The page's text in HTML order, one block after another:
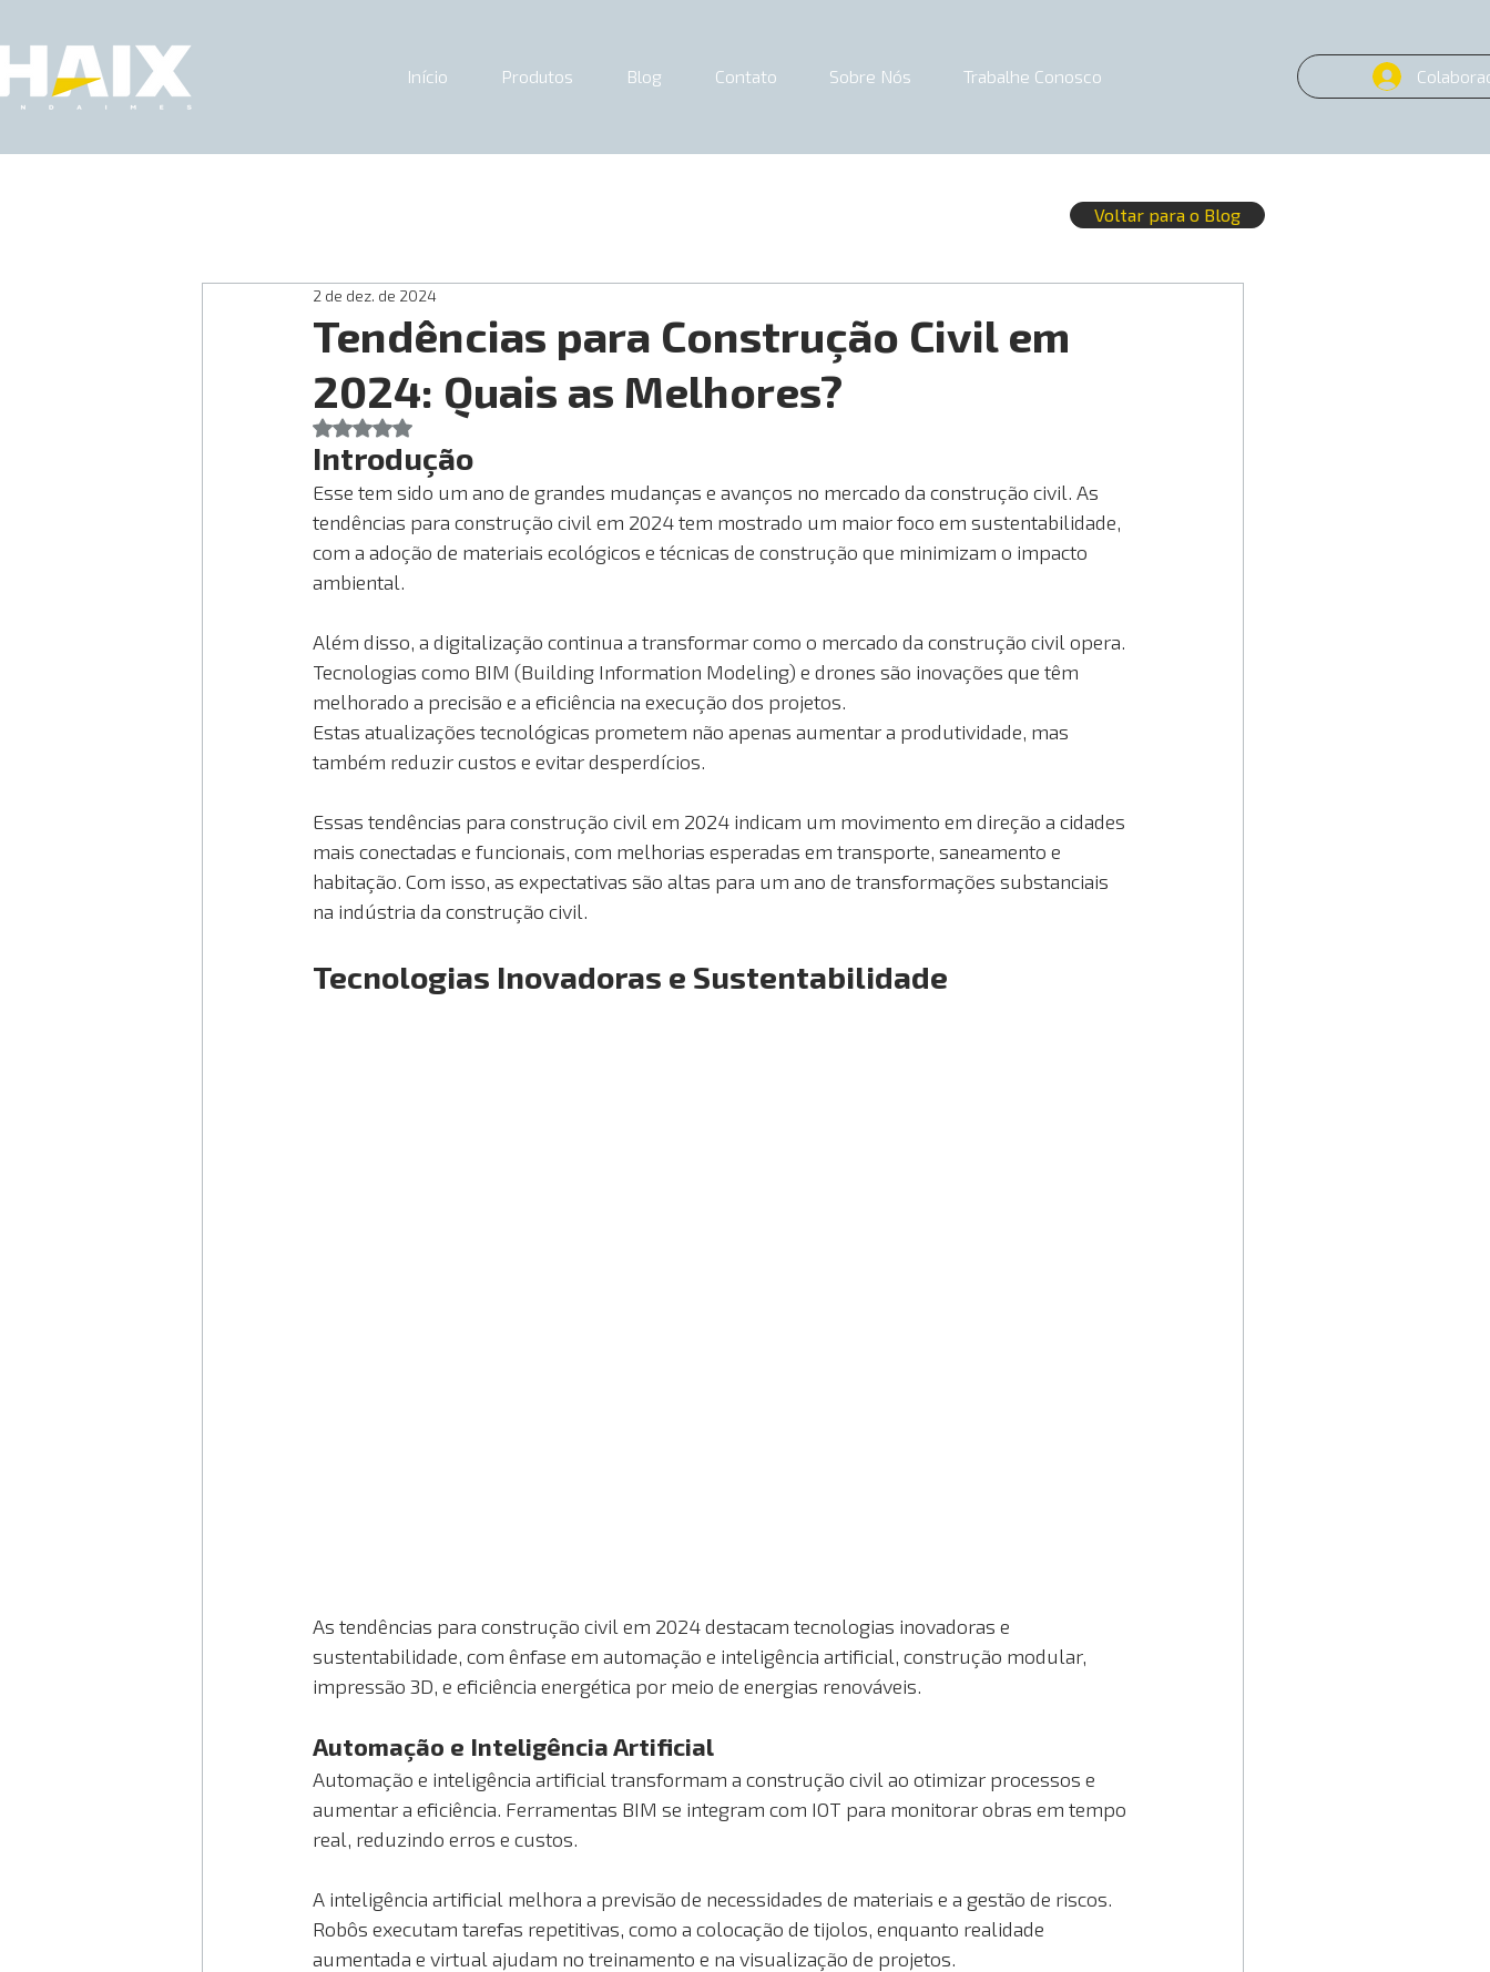
Início Produtos Blog Contato Sobre Nós Trabalhe Conosco
Voltar para o Blog
Tendências para Construção Civil em
2024: Quais as Melhores?
2 de dez. de 2024
Avaliado com NaN de 5 estrelas.
Introdução
Esse tem sido um ano de grandes mudanças e avanços no mercado da construção civil. As
tendências para construção civil em 2024 tem mostrado um maior foco em sustentabilidade,
com a adoção de materiais ecológicos e técnicas de construção que minimizam o impacto
ambiental.
Além disso, a digitalização continua a transformar como o mercado da construção civil opera.
Tecnologias como BIM (Building Information Modeling) e drones são inovações que têm
melhorado a precisão e a eficiência na execução dos projetos.
Estas atualizações tecnológicas prometem não apenas aumentar a produtividade, mas
também reduzir custos e evitar desperdícios.
Essas tendências para construção civil em 2024 indicam um movimento em direção a cidades
mais conectadas e funcionais, com melhorias esperadas em transporte, saneamento e
habitação. Com isso, as expectativas são altas para um ano de transformações substanciais
na indústria da construção civil.
Tecnologias Inovadoras e Sustentabilidade
As tendências para construção civil em 2024 destacam tecnologias inovadoras e
sustentabilidade, com ênfase em automação e inteligência artificial, construção modular,
impressão 3D, e eficiência energética por meio de energias renováveis.
Automação e Inteligência Artificial
Automação e inteligência artificial transformam a construção civil ao otimizar processos e
aumentar a eficiência. Ferramentas BIM se integram com IOT para monitorar obras em tempo
real, reduzindo erros e custos.
A inteligência artificial melhora a previsão de necessidades de materiais e a gestão de riscos.
Robôs executam tarefas repetitivas, como a colocação de tijolos, enquanto realidade
aumentada e virtual ajudam no treinamento e na visualização de projetos.